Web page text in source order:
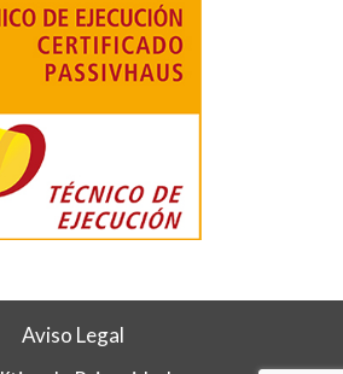
Aviso Legal